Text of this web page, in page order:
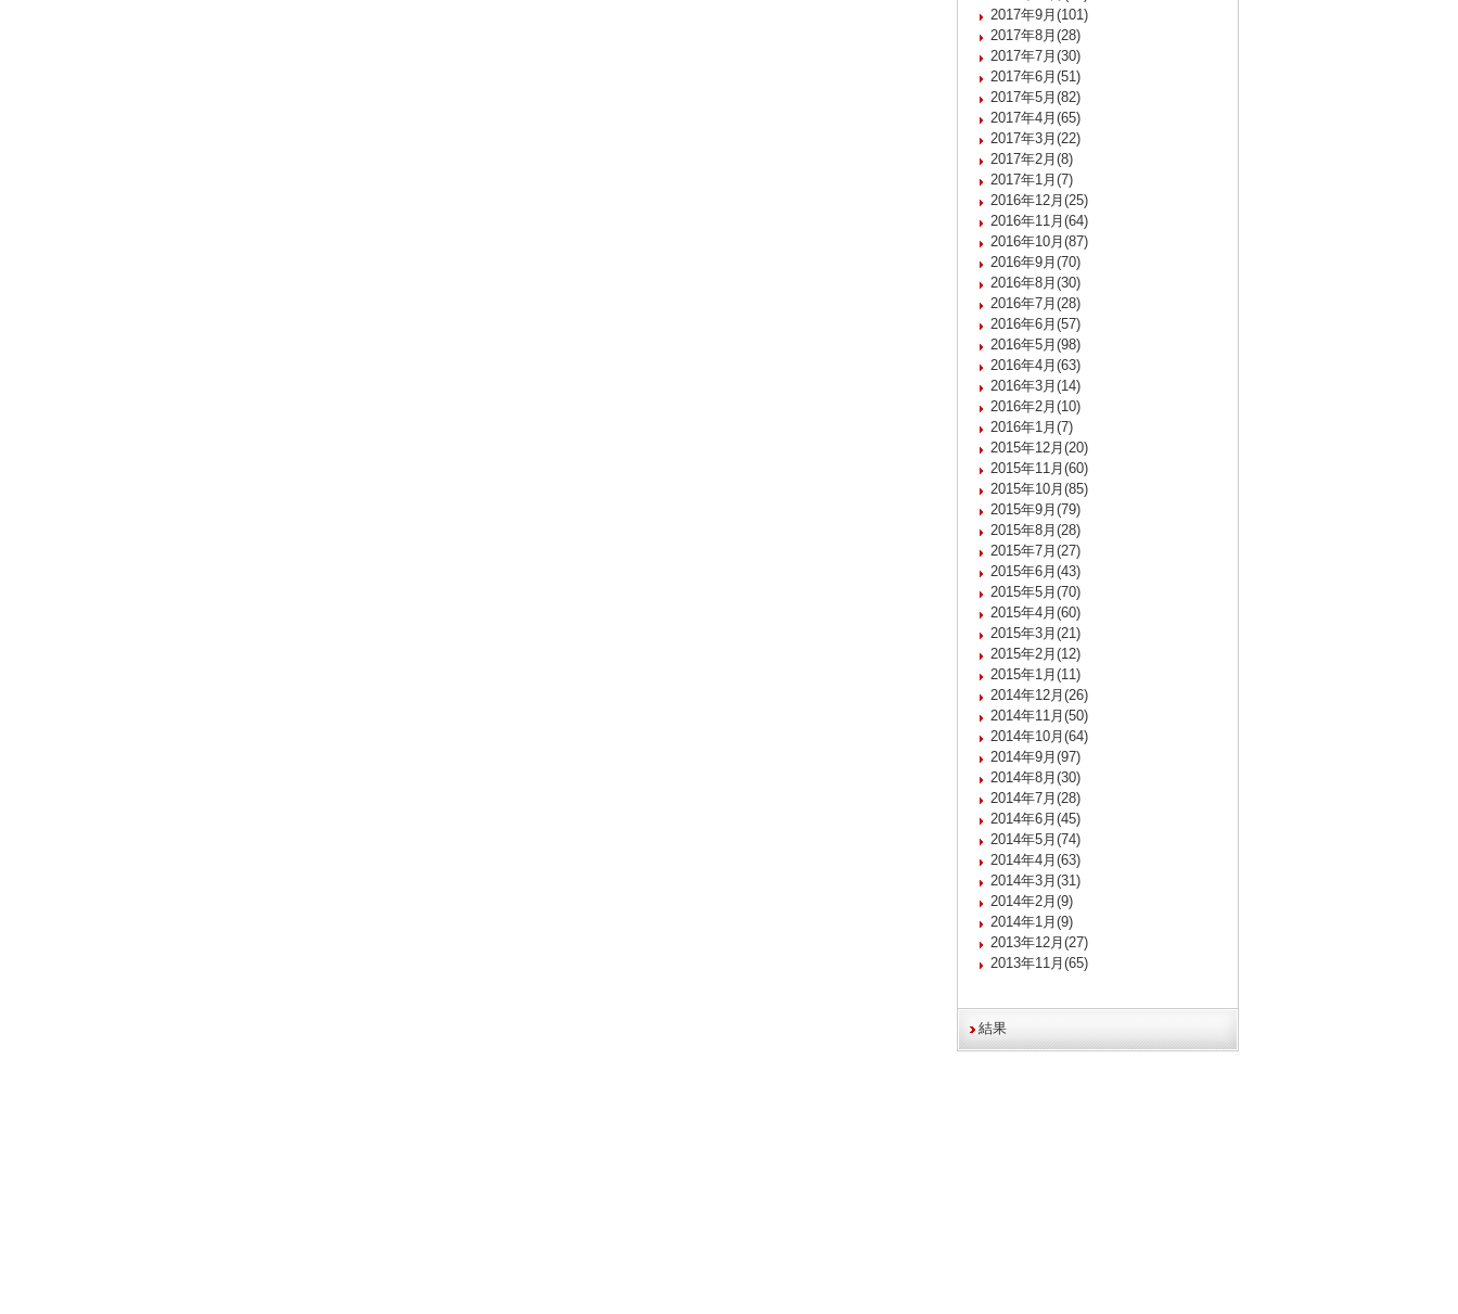
2017年9月(101)
2017年8月(28)
2017年7月(30)
2017年6月(51)
2017年5月(82)
2017年4月(65)
2017年3月(22)
2017年2月(8)
2017年1月(7)
2016年12月(25)
2016年11月(64)
2016年10月(87)
2016年9月(70)
2016年8月(30)
2016年7月(28)
2016年6月(57)
2016年5月(98)
2016年4月(63)
2016年3月(14)
2016年2月(10)
2016年1月(7)
2015年12月(20)
2015年11月(60)
2015年10月(85)
2015年9月(79)
2015年8月(28)
2015年7月(27)
2015年6月(43)
2015年5月(70)
2015年4月(60)
2015年3月(21)
2015年2月(12)
2015年1月(11)
2014年12月(26)
2014年11月(50)
2014年10月(64)
2014年9月(97)
2014年8月(30)
2014年7月(28)
2014年6月(45)
2014年5月(74)
2014年4月(63)
2014年3月(31)
2014年2月(9)
2014年1月(9)
2013年12月(27)
2013年11月(65)
結果